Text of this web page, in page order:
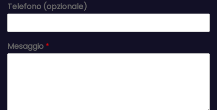
Telefono (opzionale)
Mesaggio *